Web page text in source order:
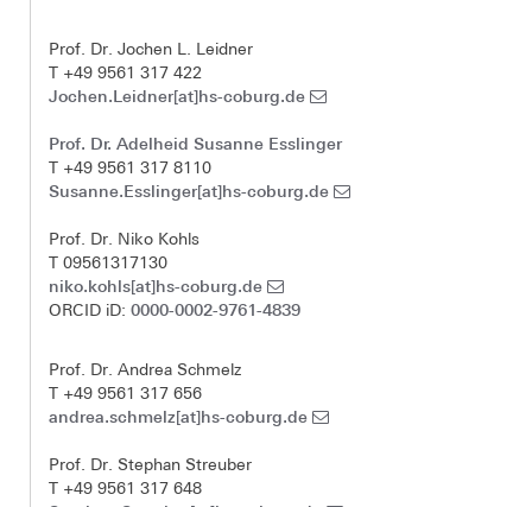
Prof. Dr. Jochen L. Leidner
T +49 9561 317 422
Jochen.Leidner[at]hs-coburg.de
Prof. Dr. Adelheid Susanne Esslinger
T +49 9561 317 8110
Susanne.Esslinger[at]hs-coburg.de
Prof. Dr. Niko Kohls
T 09561317130
niko.kohls[at]hs-coburg.de
ORCID iD: 0000-0002-9761-4839
Prof. Dr. Andrea Schmelz
T +49 9561 317 656
andrea.schmelz[at]hs-coburg.de
Prof. Dr. Stephan Streuber
T +49 9561 317 648